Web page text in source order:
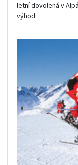
letní dovolená v
výhod:
např.slevová
dovolená u
All Inclusive